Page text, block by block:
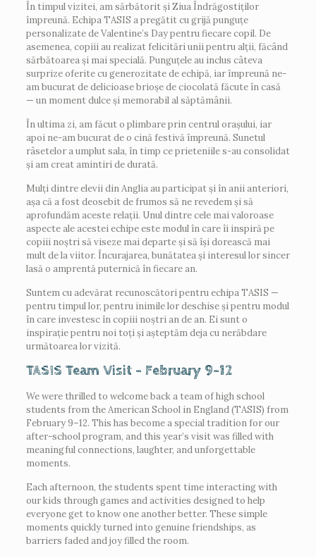
În timpul vizitei, am sărbătorit și Ziua Îndrăgostiților
împreună. Echipa TASIS a pregătit cu grijă punguțe
personalizate de Valentine’s Day pentru fiecare copil. De
asemenea, copiii au realizat felicitări unii pentru alții, făcând
sărbătoarea și mai specială. Punguțele au inclus câteva
surprize oferite cu generozitate de echipă, iar împreună ne-
am bucurat de delicioase brioșe de ciocolată făcute în casă
— un moment dulce și memorabil al săptămânii.
În ultima zi, am făcut o plimbare prin centrul orașului, iar
apoi ne-am bucurat de o cină festivă împreună. Sunetul
râsetelor a umplut sala, în timp ce prieteniile s-au consolidat
și am creat amintiri de durată.
Mulți dintre elevii din Anglia au participat și în anii anteriori,
așa că a fost deosebit de frumos să ne revedem și să
aprofundăm aceste relații. Unul dintre cele mai valoroase
aspecte ale acestei echipe este modul în care îi inspiră pe
copiii noștri să viseze mai departe și să își dorească mai
mult de la viitor. Încurajarea, bunătatea și interesul lor sincer
lasă o amprentă puternică în fiecare an.
Suntem cu adevărat recunoscători pentru echipa TASIS —
pentru timpul lor, pentru inimile lor deschise și pentru modul
în care investesc în copiii noștri an de an. Ei sunt o
inspirație pentru noi toți și așteptăm deja cu nerăbdare
următoarea lor vizită.
TASIS Team Visit – February 9–12
We were thrilled to welcome back a team of high school
students from the American School in England (TASIS) from
February 9–12. This has become a special tradition for our
after-school program, and this year’s visit was filled with
meaningful connections, laughter, and unforgettable
moments.
Each afternoon, the students spent time interacting with
our kids through games and activities designed to help
everyone get to know one another better. These simple
moments quickly turned into genuine friendships, as
barriers faded and joy filled the room.